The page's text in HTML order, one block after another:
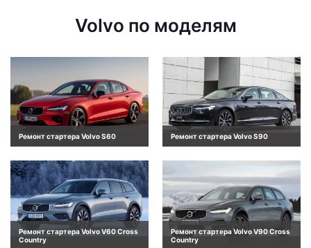
Volvo по моделям
Ремонт стартера Volvo S60 Ремонт стартера Volvo S90
Ремонт стартера Volvo V60 Cross
Country
Ремонт стартера Volvo V90 Cross
Country